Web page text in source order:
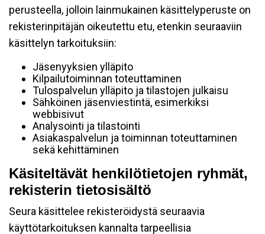
perusteella, jolloin lainmukainen käsittelyperuste on
rekisterinpitäjän oikeutettu etu, etenkin seuraaviin
käsittelyn tarkoituksiin:
Jäsenyyksien ylläpito
Kilpailutoiminnan toteuttaminen
Tulospalvelun ylläpito ja tilastojen julkaisu
Sähköinen jäsenviestintä, esimerkiksi
webbisivut
Analysointi ja tilastointi
Asiakaspalvelun ja toiminnan toteuttaminen
sekä kehittäminen
Käsiteltävät henkilötietojen ryhmät,
rekisterin tietosisältö
Seura käsittelee rekisteröidystä seuraavia
käyttötarkoituksen kannalta tarpeellisia